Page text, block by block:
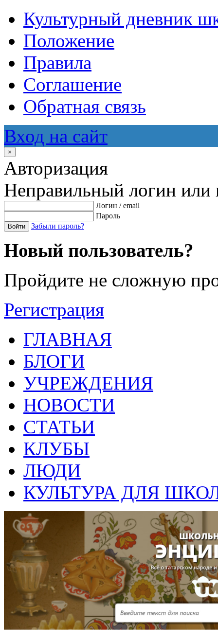
Культурный дневник
Положение
Правила
Соглашение
Обратная связь
Вход на сайт
×
Авторизация
Неправильный логин или
Логин / email
Пароль
Войти Забыли пароль?
Новый пользователь?
Пройдите не сложную
Регистрация
ГЛАВНАЯ
БЛОГИ
УЧРЕЖДЕНИЯ
НОВОСТИ
СТАТЬИ
КЛУБЫ
ЛЮДИ
КУЛЬТУРА ДЛЯ